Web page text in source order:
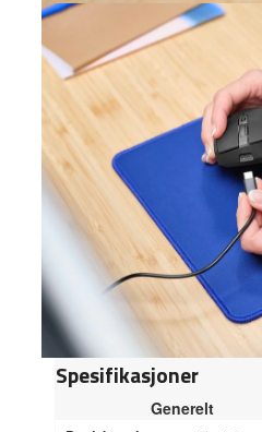
Spesifikasjoner
Generelt